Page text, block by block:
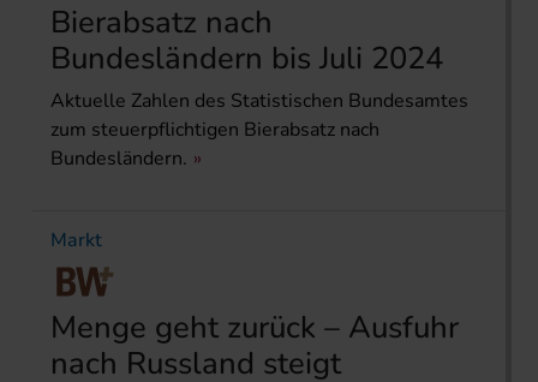
Bierabsatz nach
Bundesländern bis Juli 2024
Aktuelle Zahlen des Statistischen Bundesamtes
zum steuerpflichtigen Bierabsatz nach
Bundesländern.
Markt
Menge geht zurück – Ausfuhr
nach Russland steigt